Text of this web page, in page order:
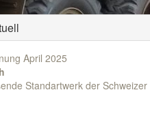
April 2025
Standartwerk der Schweizer